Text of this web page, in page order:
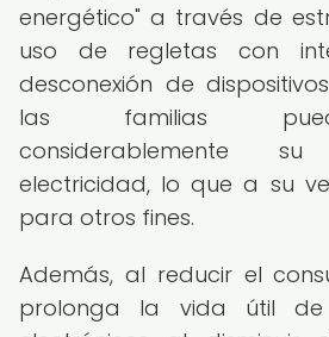
energético" a través de
uso de regletas con
desconexión de
las familias
considerablemente
electricidad, lo que a su
para otros fines.
Además, al reducir el
prolonga la vida útil de